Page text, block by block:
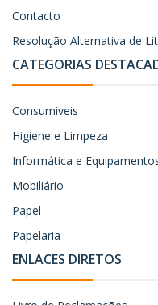
Contacto
Resolução Alternativa de
CATEGORIAS
Consumiveis
Higiene e Limpeza
Informática e
Mobiliário
Papel
Papelaria
ENLACES DIRETOS